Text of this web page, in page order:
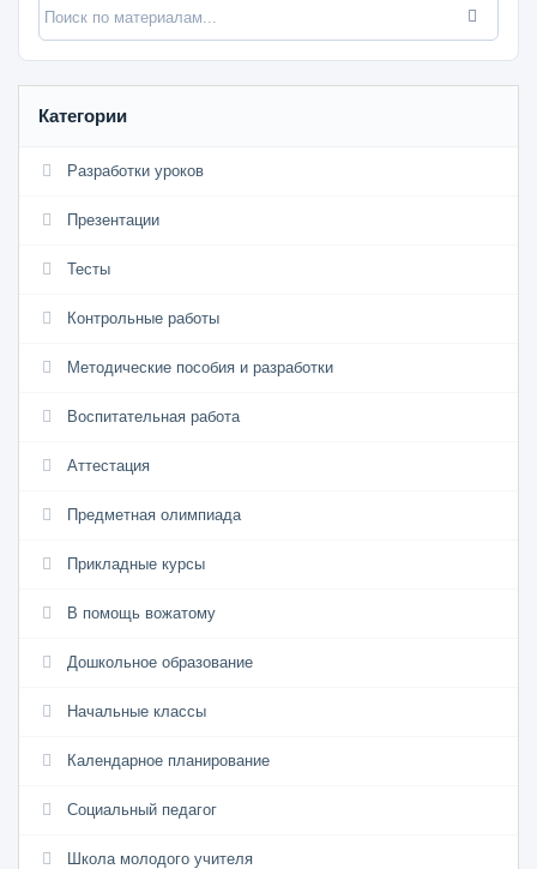
Категории
Разработки уроков
Презентации
Тесты
Контрольные работы
Методические пособия и разработки
Воспитательная работа
Аттестация
Предметная олимпиада
Прикладные курсы
В помощь вожатому
Дошкольное образование
Начальные классы
Календарное планирование
Социальный педагог
Школа молодого учителя